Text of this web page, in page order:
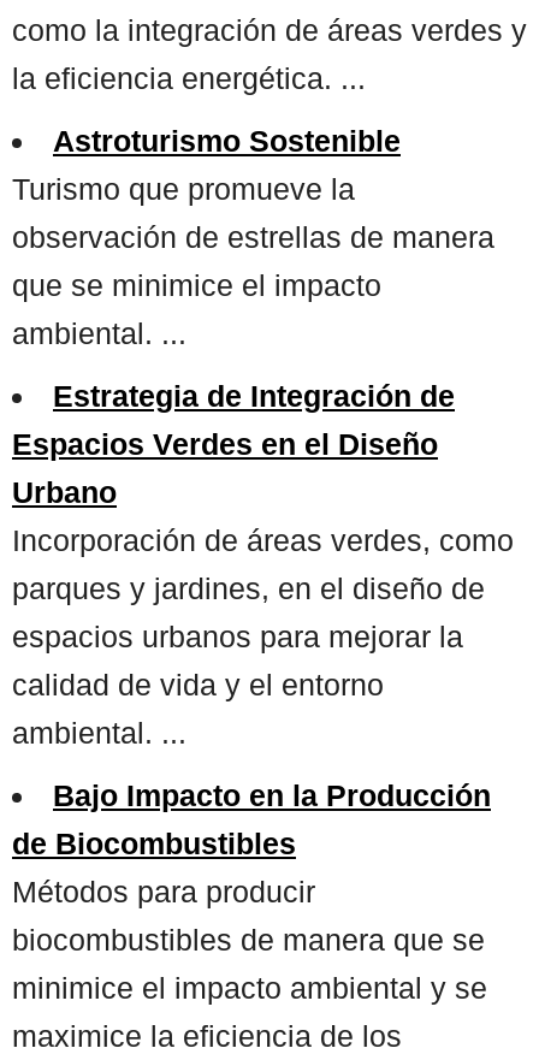
como la integración de áreas verdes y
la eficiencia energética. ...
Astroturismo Sostenible
Turismo que promueve la
observación de estrellas de manera
que se minimice el impacto
ambiental. ...
Estrategia de Integración de
Espacios Verdes en el Diseño
Urbano
Incorporación de áreas verdes, como
parques y jardines, en el diseño de
espacios urbanos para mejorar la
calidad de vida y el entorno
ambiental. ...
Bajo Impacto en la Producción
de Biocombustibles
Métodos para producir
biocombustibles de manera que se
minimice el impacto ambiental y se
maximice la eficiencia de los